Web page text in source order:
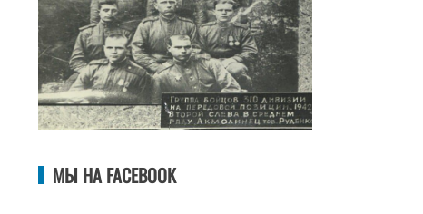
МЫ НА FACEBOOK